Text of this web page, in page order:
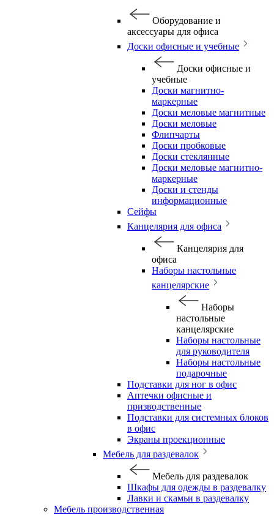
Оборудование и
аксессуары для офиса
Доски офисные и учебные
Доски офисные и
учебные
Доски магнитно-
маркерные
Доски меловые магнитные
Доски меловые
Флипчарты
Доски пробковые
Доски стеклянные
Доски меловые магнитно-
маркерные
Доски и стенды
информационные
Сейфы
Канцелярия для офиса
Канцелярия для
офиса
Наборы настольные
канцелярские
Наборы
настольные
канцелярские
Наборы настольные
для руководителя
Наборы настольные
подарочные
Подставки для ног в офис
Аптечки офисные и
призводственные
Подставки для системных блоков
в офис
Экраны проекционные
Мебель для раздевалок
Мебель для раздевалок
Шкафы для одежды в раздевалку
Лавки и скамьи в раздевалку
Мебель производственная